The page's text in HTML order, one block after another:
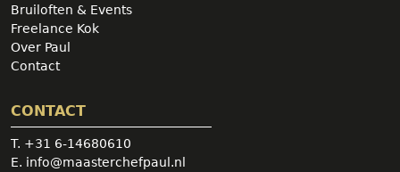
Bruiloften & Events
Freelance Kok
Over Paul
Contact
CONTACT
T. +31 6-14680610
E. info@maasterchefpaul.nl